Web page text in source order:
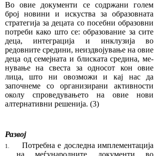
Во овие документи се содржани голем
број но­ви­ни и искуства за образовната
стратегија за децата со посебни образовни
потреби како што се: образование за сите
деца, интеграција и ин­клу­зија во
редовните средини, неиздвојување на овие
деца од семејната и блиската средина, ме­
нување на свеста за односот кон овие
лица, што ни овозможи и кај нас да
започнеме со ор­га­низирани активности
околу спроведува­ње­то на овие нови
алтернативни решенија. (3)
Развој
1.
Потребна е доследна имплементација